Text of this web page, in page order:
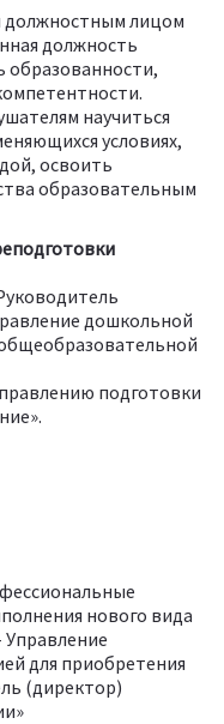
должностным лицом
должность
образованности,
научиться
условиях,
освоить
образовательным
дошкольной
подготовки
нового вида
для приобретения
(директор)